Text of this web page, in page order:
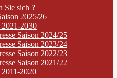
Sie sich ?
2025/26
2030
Saison 2024/25
Saison 2023/24
Saison 2022/23
Saison 2021/22
2020